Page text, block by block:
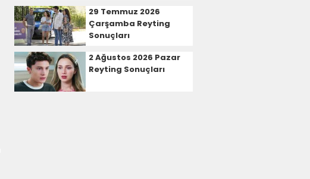
29 Temmuz 2026
Çarşamba Reyting
Sonuçları
2 Ağustos 2026 Pazar
Reyting Sonuçları